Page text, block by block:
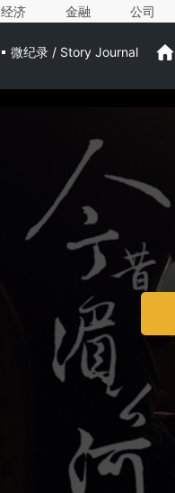
经济 金融 公司
微纪录 / Story Journal